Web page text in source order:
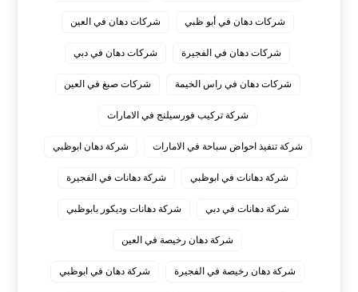
شركات دهان في أبو ظبي شركات دهان في العين
شركات دهان في الفجيرة شركات دهان في دبي
شركات دهان في راس الخيمة شركات صبغ في العين
شركة تركيب فورسيلنج في الامارات
شركة تنفيذ احواض سباحة في الامارات شركة دهان ابوظبي
شركة دهانات في ابوظبي شركة دهانات في الفجيرة
شركة دهانات في دبي شركة دهانات وديكور بابوظبي
شركة دهان رخيصة في العين
شركة دهان رخيصة في الفجيرة شركة دهان في ابوظبي